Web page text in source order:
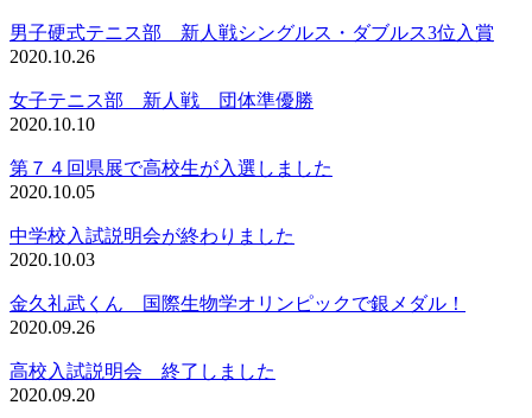
男子硬式テニス部 新人戦シングルス・ダブルス3位入賞
2020.10.26
女子テニス部 新人戦 団体準優勝
2020.10.10
第７４回県展で高校生が入選しました
2020.10.05
中学校入試説明会が終わりました
2020.10.03
金久礼武くん 国際生物学オリンピックで銀メダル！
2020.09.26
高校入試説明会 終了しました
2020.09.20